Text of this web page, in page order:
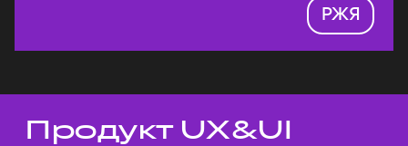
РЖЯ
Темы докладов
Продукт UX&UI